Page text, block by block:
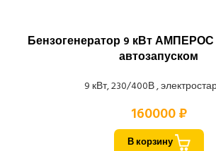
Бензогенератор 9 кВт АМПЕРОС
автозапуском
9 кВт, 230/400В ,
160000 ₽
В корзину